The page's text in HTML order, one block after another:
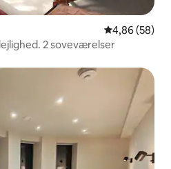
4,86 ud af 5 i
4,86 (58)
Karakterfuld og hyggelig lejlighed. 2 soveværelser